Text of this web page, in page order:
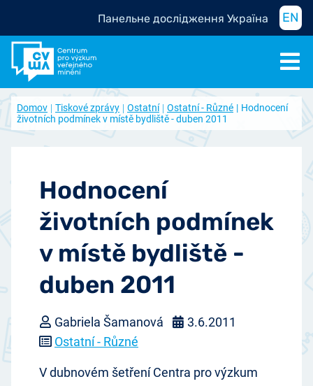
Панельне дослідження Україна EN
Domov Tiskové zprávy Ostatní Ostatní - Různé
Hodnocení
životních podmínek v místě bydliště - duben 2011
Hodnocení
životních podmínek
v místě bydliště -
duben 2011
Gabriela Šamanová
3.6.2011
Ostatní - Různé
V dubnovém šetření Centra pro výzkum